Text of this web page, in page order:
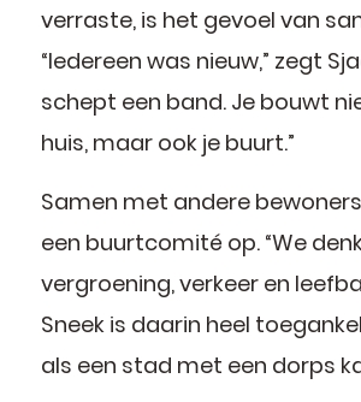
verraste, is het gevoel van
“Iedereen was nieuw,” zegt
schept een band. Je bouwt
huis, maar ook je buurt.”
Samen met andere
een buurtcomité op. “We
vergroening, verkeer en
Sneek is daarin heel
als een stad met een dorps